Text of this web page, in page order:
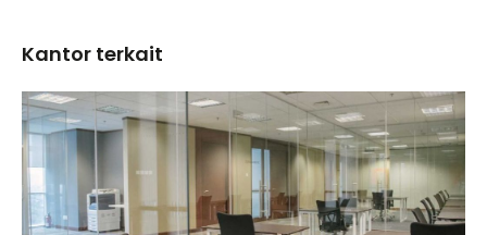
Kantor terkait